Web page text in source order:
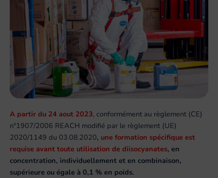
A partir du 24 aout 2023, conformément au règlement (CE)
n°1907/2006 REACH modifié par le règlement (UE)
2020/1149 du 03.08.2020, une formation spécifique est
requise avant toute utilisation de diisocyanates, en
concentration, individuellement et en combinaison,
supérieure ou égale à 0,1 % en poids.